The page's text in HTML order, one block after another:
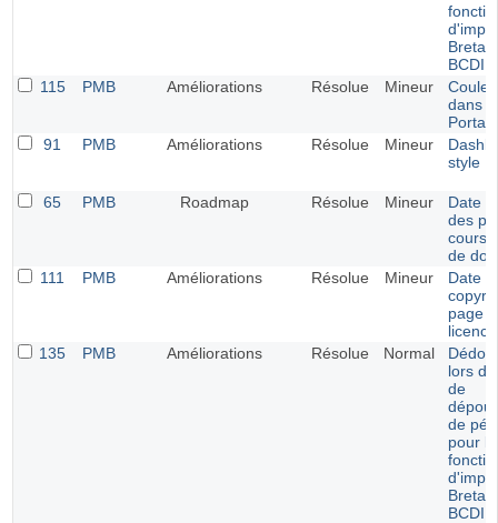
BCDI
115
PMB Améliorations Résolue Mineur
dans
Portail
91
PMB Améliorations Résolue Mineur
style
65 PMB Roadmap Résolue Mineur
Date
des
cours
de
111
PMB Améliorations Résolue Mineur
Date
page
licence
135
PMB Améliorations Résolue Normal
lors
de
de
pour
BCDI